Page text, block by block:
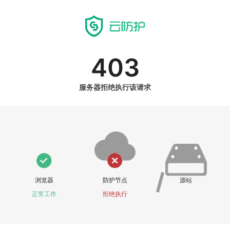
403
服务器拒绝执行该请求
浏览器
正常工作
防护节点
拒绝执行
源站